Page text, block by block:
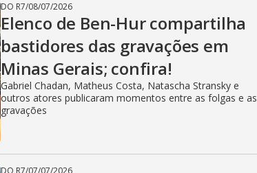
DO R7/08/07/2026
Elenco de Ben-Hur compartilha
bastidores das gravações em
Minas Gerais; confira!
Gabriel Chadan, Matheus Costa, Natascha Stransky e
outros atores publicaram momentos entre as folgas e as
gravações
DO R7/07/07/2026